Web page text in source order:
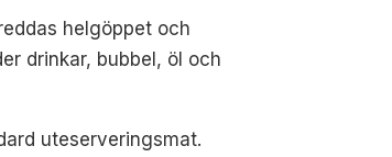
helgöppet och
drinkar, bubbel, öl och
uteserveringsmat.